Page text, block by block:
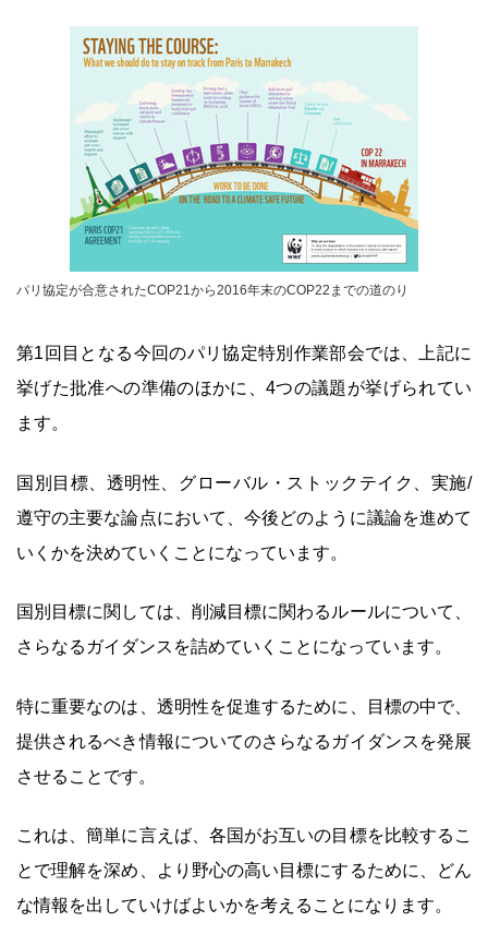
パリ協定が合意されたCOP21から2016年末のCOP22までの道のり
第1回目となる今回のパリ協定特別作業部会では、上記に
挙げた批准への準備のほかに、4つの議題が挙げられてい
ます。
国別目標、透明性、グローバル・ストックテイク、実施/
遵守の主要な論点において、今後どのように議論を進めて
いくかを決めていくことになっています。
国別目標に関しては、削減目標に関わるルールについて、
さらなるガイダンスを詰めていくことになっています。
特に重要なのは、透明性を促進するために、目標の中で、
提供されるべき情報についてのさらなるガイダンスを発展
させることです。
これは、簡単に言えば、各国がお互いの目標を比較するこ
とで理解を深め、より野心の高い目標にするために、どん
な情報を出していけばよいかを考えることになります。